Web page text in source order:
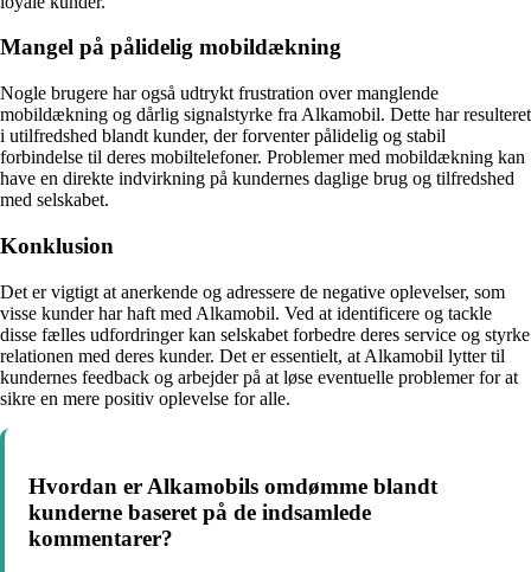
Mangel på pålidelig mobildækning
Nogle brugere har også udtrykt frustration over manglende
mobildækning og dårlig signalstyrke fra Alkamobil. Dette har resulteret
i utilfredshed blandt kunder, der forventer pålidelig og stabil
forbindelse til deres mobiltelefoner. Problemer med mobildækning kan
have en direkte indvirkning på kundernes daglige brug og tilfredshed
med selskabet.
Konklusion
Det er vigtigt at anerkende og adressere de negative oplevelser, som
visse kunder har haft med Alkamobil. Ved at identificere og tackle
disse fælles udfordringer kan selskabet forbedre deres service og styrke
relationen med deres kunder. Det er essentielt, at Alkamobil lytter til
kundernes feedback og arbejder på at løse eventuelle problemer for at
sikre en mere positiv oplevelse for alle.
Hvordan er Alkamobils omdømme blandt
kunderne baseret på de indsamlede
kommentarer?